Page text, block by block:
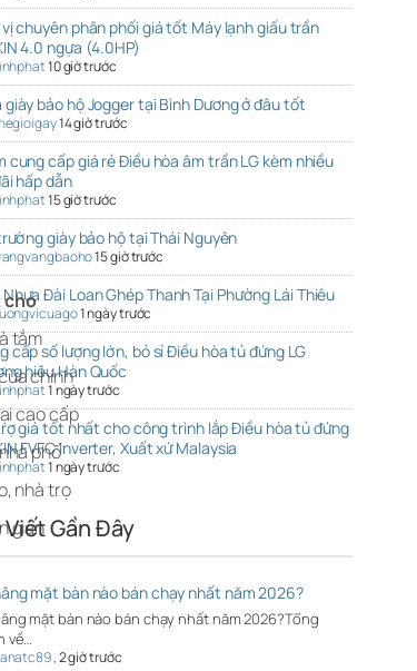
cho
tắm
chính
cao cấp
phố
nhà trọ
giản
chuyên phân phối giá tốt Máy lạnh giấu trần
4.0 ngựa (4.0HP)
10 giờ trước
giày bảo hộ Jogger tại Bình Dương ở đâu tốt
14 giờ trước
cung cấp giá rẻ Điều hòa âm trần LG kèm nhiều
hấp dẫn
15 giờ trước
giày bảo hộ tại Thái Nguyên
15 giờ trước
Đài Loan Ghép Thanh Tại Phường Lái Thiêu
1 ngày trước
cấp số lượng lớn, bỏ sỉ Điều hòa tủ đứng LG
hiệu Hàn Quốc
1 ngày trước
giá tốt nhất cho công trình lắp Điều hòa tủ đứng
FVFC Inverter, Xuất xứ Malaysia
1 ngày trước
Viết Gần Đây
mặt bàn nào bán chạy nhất năm 2026?
mặt bàn nào bán chạy nhất năm 2026?Tổng
về…
,2 giờ trước